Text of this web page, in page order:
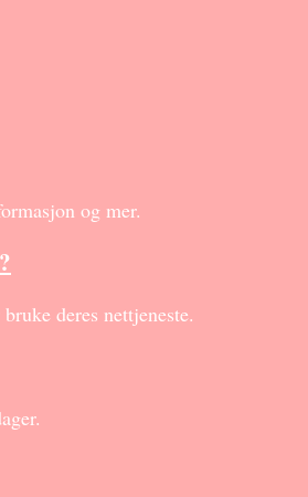
og mer.
deres nettjeneste.